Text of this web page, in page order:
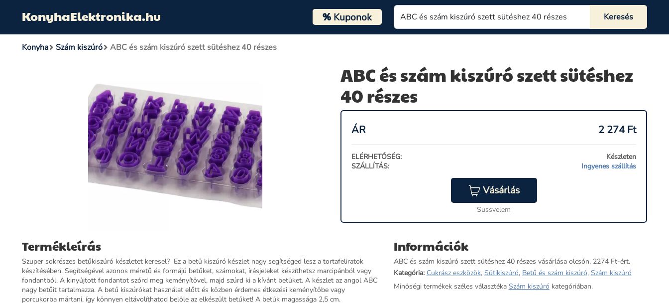
KonyhaElektronika.hu %Kuponok
Konyha Szám kiszúró ABC és szám kiszúró szett sütéshez 40 részes
ABC és szám kiszúró szett sütéshez
40 részes
ÁR 2 274Ft
ELÉRHETŐSÉG:
Készleten
SZÁLLÍTÁS:
Ingyenes szállítás
Vásárlás
Sussvelem
Termékleírás
Szuper sokrészes betűkiszúró készletet keresel? Ez a betű kiszúró készlet nagy segítséged lesz a tortafeliratok
készítésében. Segítségével azonos méretű és formájú betűket, számokat, írásjeleket készíthetsz marcipánból vagy
fondantból. A kinyújtott fondantot szórd meg keményítővel, majd szúrd ki a kívánt betűket. A készlet az angol ABC
nagy betűit tartalmazza. A betű kiszúrókat használat előtt és közben érdemes étkezési keményítőbe vagy
porcukorba mártani, így könnyen eltávolíthatod belőle az elkészült betűket! A betűk magassága 2,5 cm.
Információk
ABC és szám kiszúró szett sütéshez 40 részes vásárlása olcsón, 2274 Ft-ért.
Kategória: Cukrász eszközök, Sütikiszúró, Betű és szám kiszúró, Szám kiszúró
Minőségi termékek széles választéka Szám kiszúró kategóriában.